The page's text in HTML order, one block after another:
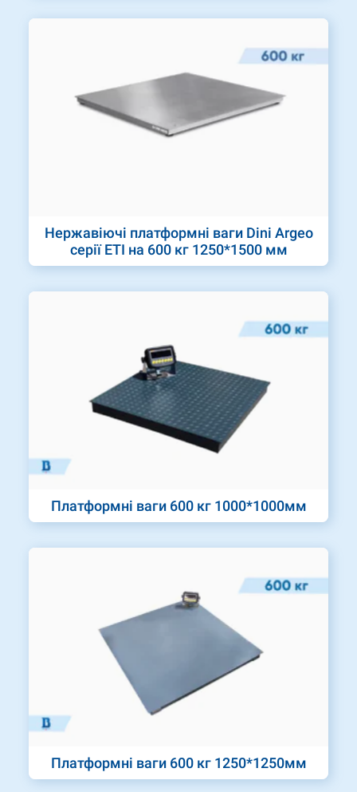
Нержавіючі платформні ваги Dini Argeo
серії ETI на 600 кг 1250*1500 мм
Платформні ваги 600 кг 1000*1000мм
Платформні ваги 600 кг 1250*1250мм